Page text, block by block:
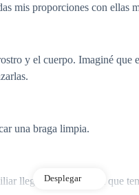
mis proporciones con ellas
y el cuerpo. Imaginé que
una braga limpia.
llegó a mi nariz y vi que
Desplegar